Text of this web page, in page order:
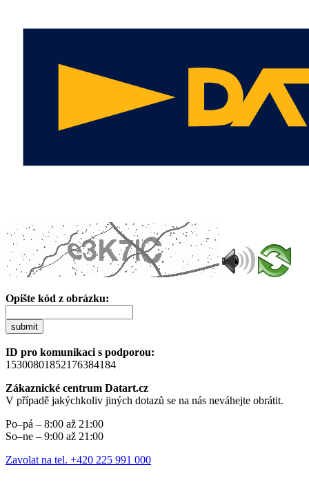
Opište kód z obrázku:
submit
ID pro komunikaci s podporou:
15300801852176384184
Zákaznické centrum Datart.cz
V případě jakýchkoliv jiných dotazů se na nás neváhejte obrátit.
Po–pá – 8:00 až 21:00
So–ne – 9:00 až 21:00
Zavolat na tel. +420 225 991 000